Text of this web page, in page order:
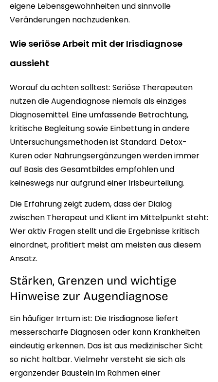
eigene Lebensgewohnheiten und sinnvolle
Veränderungen nachzudenken.
Wie seriöse Arbeit mit der Irisdiagnose
aussieht
Worauf du achten solltest: Seriöse Therapeuten
nutzen die Augendiagnose niemals als einziges
Diagnosemittel. Eine umfassende Betrachtung,
kritische Begleitung sowie Einbettung in andere
Untersuchungsmethoden ist Standard. Detox-
Kuren oder Nahrungsergänzungen werden immer
auf Basis des Gesamtbildes empfohlen und
keineswegs nur aufgrund einer Irisbeurteilung.
Die Erfahrung zeigt zudem, dass der Dialog
zwischen Therapeut und Klient im Mittelpunkt steht:
Wer aktiv Fragen stellt und die Ergebnisse kritisch
einordnet, profitiert meist am meisten aus diesem
Ansatz.
Stärken, Grenzen und wichtige
Hinweise zur Augendiagnose
Ein häufiger Irrtum ist: Die Irisdiagnose liefert
messerscharfe Diagnosen oder kann Krankheiten
eindeutig erkennen. Das ist aus medizinischer Sicht
so nicht haltbar. Vielmehr versteht sie sich als
ergänzender Baustein im Rahmen einer